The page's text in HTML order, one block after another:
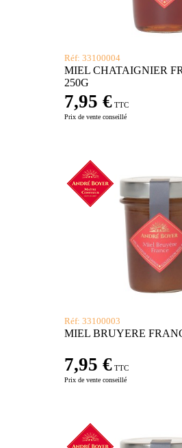
Réf: 33100004
MIEL CHATAIGNIER
250G
7,95 € TTC
Prix de vente conseillé
Réf: 33100003
MIEL BRUYERE
7,95 € TTC
Prix de vente conseillé